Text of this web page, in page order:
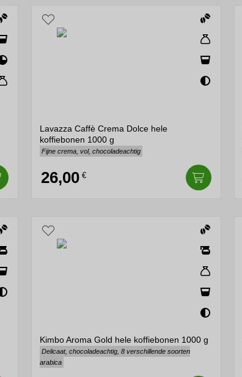
Lavazza Caffè Crema Dolce hele
koffiebonen 1000 g
Fijne crema, vol, chocoladeachtig
26,00 €
Kimbo Aroma Gold hele koffiebonen 1000 g
Delicaat, chocoladeachtig, 8 verschillende soorten
arabica